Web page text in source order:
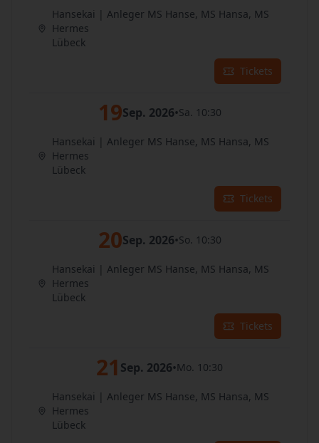
Hansekai | Anleger MS Hanse, MS Hansa, MS
Hermes
Lübeck
Tickets
19Sep. 2026•Sa. 10:30
Hansekai | Anleger MS Hanse, MS Hansa, MS
Hermes
Lübeck
Tickets
20Sep. 2026•So. 10:30
Hansekai | Anleger MS Hanse, MS Hansa, MS
Hermes
Lübeck
Tickets
21 Sep. 2026•Mo. 10:30
Hansekai | Anleger MS Hanse, MS Hansa, MS
Hermes
Lübeck